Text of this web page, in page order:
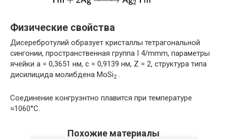
Физические свойства
Дисеребротулий образует кристаллы тетрагональной
сингонии, пространственная группа I 4/mmm, параметры
ячейки a = 0,3651 нм, c = 0,9139 нм, Z = 2, структура типа
дисилицида молибдена MoSi2 .
Соединение конгруэнтно плавится при температуре
≈1060°C.
Похожие материалы